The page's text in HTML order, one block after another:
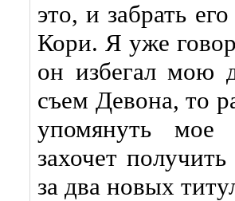
это, и забрать
Кори. Я уже
он избегал мою
съем Девона, то
упомянуть
захочет
за два новых